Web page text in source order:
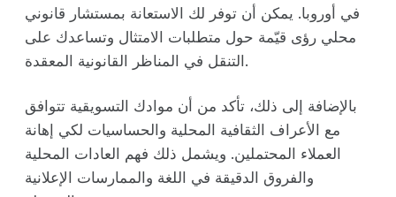
في أوروبا. يمكن أن توفر لك الاستعانة بمستشار قانوني
محلي رؤى قيّمة حول متطلبات الامتثال وتساعدك على
التنقل في المناظر القانونية المعقدة.
بالإضافة إلى ذلك، تأكد من أن موادك التسويقية تتوافق
مع الأعراف الثقافية المحلية والحساسيات لكي إهانة
العملاء المحتملين. ويشمل ذلك فهم العادات المحلية
والفروق الدقيقة في اللغة والممارسات الإعلانية